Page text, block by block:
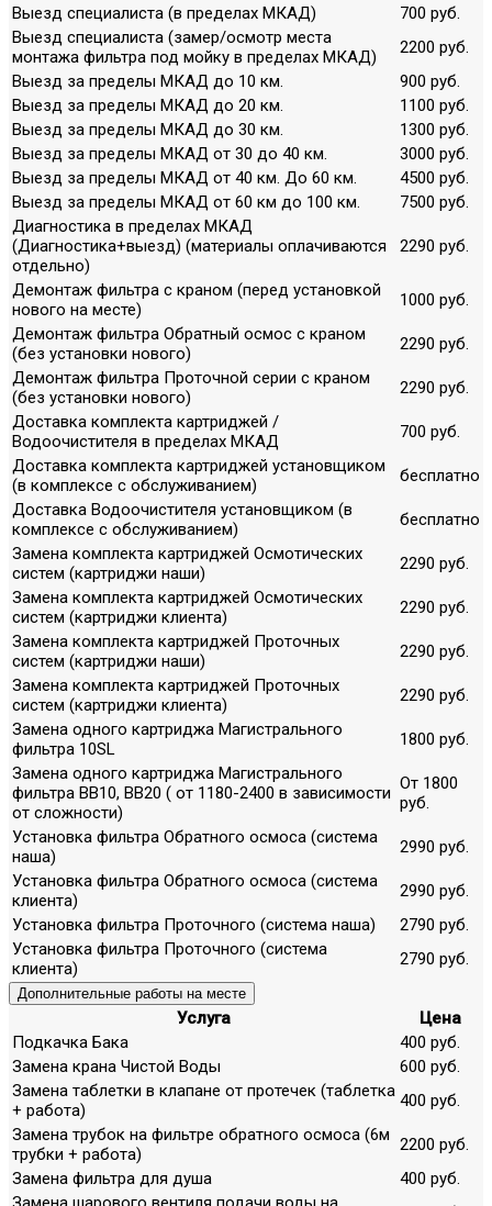
Выезд специалиста (в пределах МКАД)
700 руб.
Выезд специалиста (замер/осмотр места
монтажа фильтра под мойку в пределах МКАД)
2200 руб.
Выезд за пределы МКАД до 10 км.
900 руб.
Выезд за пределы МКАД до 20 км.
1100 руб.
Выезд за пределы МКАД до 30 км.
1300 руб.
Выезд за пределы МКАД от 30 до 40 км.
3000 руб.
Выезд за пределы МКАД от 40 км. До 60 км.
4500 руб.
Выезд за пределы МКАД от 60 км до 100 км.
7500 руб.
Диагностика в пределах МКАД
(Диагностика+выезд) (материалы оплачиваются
отдельно)
2290 руб.
Демонтаж фильтра с краном (перед установкой
нового на месте)
1000 руб.
Демонтаж фильтра Обратный осмос с краном
(без установки нового)
2290 руб.
Демонтаж фильтра Проточной серии с краном
(без установки нового)
2290 руб.
Доставка комплекта картриджей /
Водоочистителя в пределах МКАД
700 руб.
Доставка комплекта картриджей установщиком
(в комплексе с обслуживанием)
бесплатно
Доставка Водоочистителя установщиком (в
комплексе с обслуживанием)
бесплатно
Замена комплекта картриджей Осмотических
систем (картриджи наши)
2290 руб.
Замена комплекта картриджей Осмотических
систем (картриджи клиента)
2290 руб.
Замена комплекта картриджей Проточных
систем (картриджи наши)
2290 руб.
Замена комплекта картриджей Проточных
систем (картриджи клиента)
2290 руб.
Замена одного картриджа Магистрального
фильтра 10SL
1800 руб.
Замена одного картриджа Магистрального
фильтра ВВ10, ВВ20 ( от 1180-2400 в зависимости
от сложности)
От 1800
руб.
Установка фильтра Обратного осмоса (система
наша)
2990 руб.
Установка фильтра Обратного осмоса (система
клиента)
2990 руб.
Установка фильтра Проточного (система наша)
2790 руб.
Установка фильтра Проточного (система
клиента)
2790 руб.
Дополнительные работы на месте
Услуга
Цена
Подкачка Бака
400 руб.
Замена крана Чистой Воды
600 руб.
Замена таблетки в клапане от протечек (таблетка
+ работа)
400 руб.
Замена трубок на фильтре обратного осмоса (6м
трубки + работа)
2200 руб.
Замена фильтра для душа
400 руб.